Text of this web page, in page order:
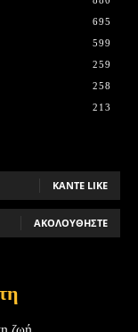
695
599
259
258
213
ΚΆΝΤΕ LIKE
ΑΚΟΛΟΥΘΉΣΤΕ